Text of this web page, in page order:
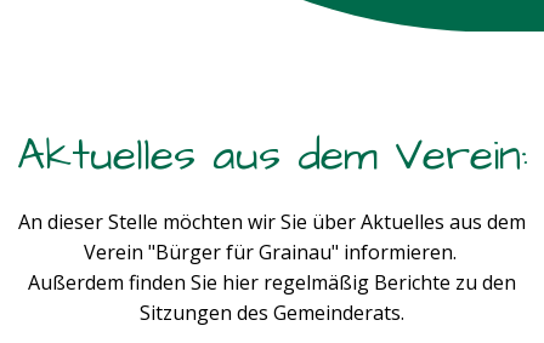
Aktuelles aus dem Verein:
An dieser Stelle möchten wir Sie über Aktuelles aus dem
Verein "Bürger für Grainau" informieren.
Außerdem finden Sie hier regelmäßig Berichte zu den
Sitzungen des Gemeinderats.